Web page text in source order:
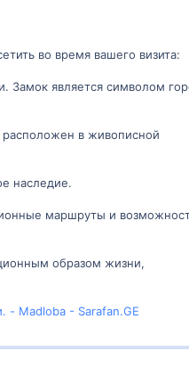
во время вашего визита:
Замок является символом
в живописной
наследие.
маршруты и
образом жизни,
- Madloba - Sarafan.GE